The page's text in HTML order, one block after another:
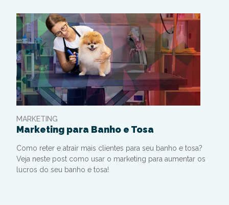
MARKETING
Marketing para Banho e Tosa
Como reter e atrair mais clientes para seu banho e tosa?
Veja neste post como usar o marketing para aumentar os
lucros do seu banho e tosa!